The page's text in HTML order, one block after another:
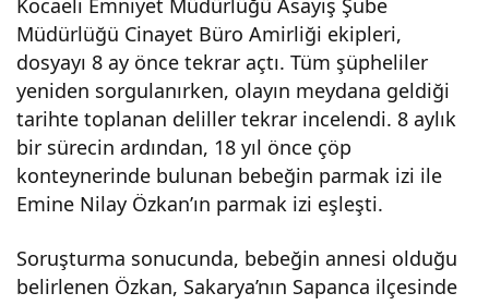
Kocaeli Emniyet Müdürlüğü Asayiş Şube
Müdürlüğü Cinayet Büro Amirliği ekipleri,
dosyayı 8 ay önce tekrar açtı. Tüm şüpheliler
yeniden sorgulanırken, olayın meydana geldiği
tarihte toplanan deliller tekrar incelendi. 8 aylık
bir sürecin ardından, 18 yıl önce çöp
konteynerinde bulunan bebeğin parmak izi ile
Emine Nilay Özkan’ın parmak izi eşleşti.
Soruşturma sonucunda, bebeğin annesi olduğu
belirlenen Özkan, Sakarya’nın Sapanca ilçesinde
eğin
ann
esi,